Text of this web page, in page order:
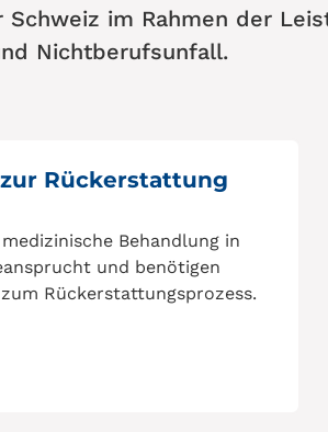
im Rahmen der
Nichtberufsunfall.
Rückerstattung
Behandlung in
und benötigen
Rückerstattungsprozess.